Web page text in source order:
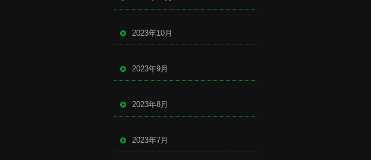
2023年10月
2023年9月
2023年8月
2023年7月